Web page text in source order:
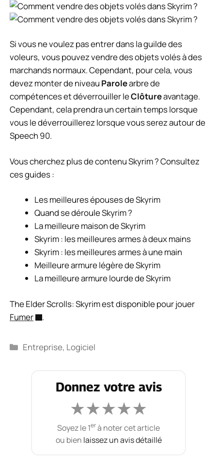
Si vous ne voulez pas entrer dans la guilde des
voleurs, vous pouvez vendre des objets volés à des
marchands normaux. Cependant, pour cela, vous
devez monter de niveau Parolearbre de
compétences et déverrouiller leClôtureavantage.
Cependant, cela prendra un certain temps lorsque
vous le déverrouillerez lorsque vous serez autour de
Speech 90.
Vous cherchez plus de contenu Skyrim ? Consultez
ces guides :
Les meilleures épouses de Skyrim
Quand se déroule Skyrim ?
La meilleure maison de Skyrim
Skyrim : les meilleures armes à deux mains
Skyrim : les meilleures armes à une main
Meilleure armure légère de Skyrim
La meilleure armure lourde de Skyrim
The Elder Scrolls: Skyrim est disponible pour jouer
Fumer
.
Catégories
Entreprise, Logiciel
Donnez votre avis
★★★★★
Soyez le 1erà noter cet article
ou bien laissez un avis détaillé